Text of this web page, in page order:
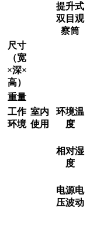
提升式
双目观
察筒
尺寸
（宽
×深×
高）
重量
工作
环境
室内
使用
环境温
度
相对湿
度
电源电
压波动